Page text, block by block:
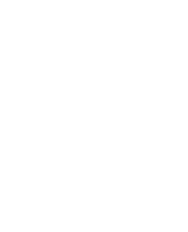
– Kassel
– Werdau
– Zwickau –
– Erfurt bisher
(–Kassel) ·Halle-